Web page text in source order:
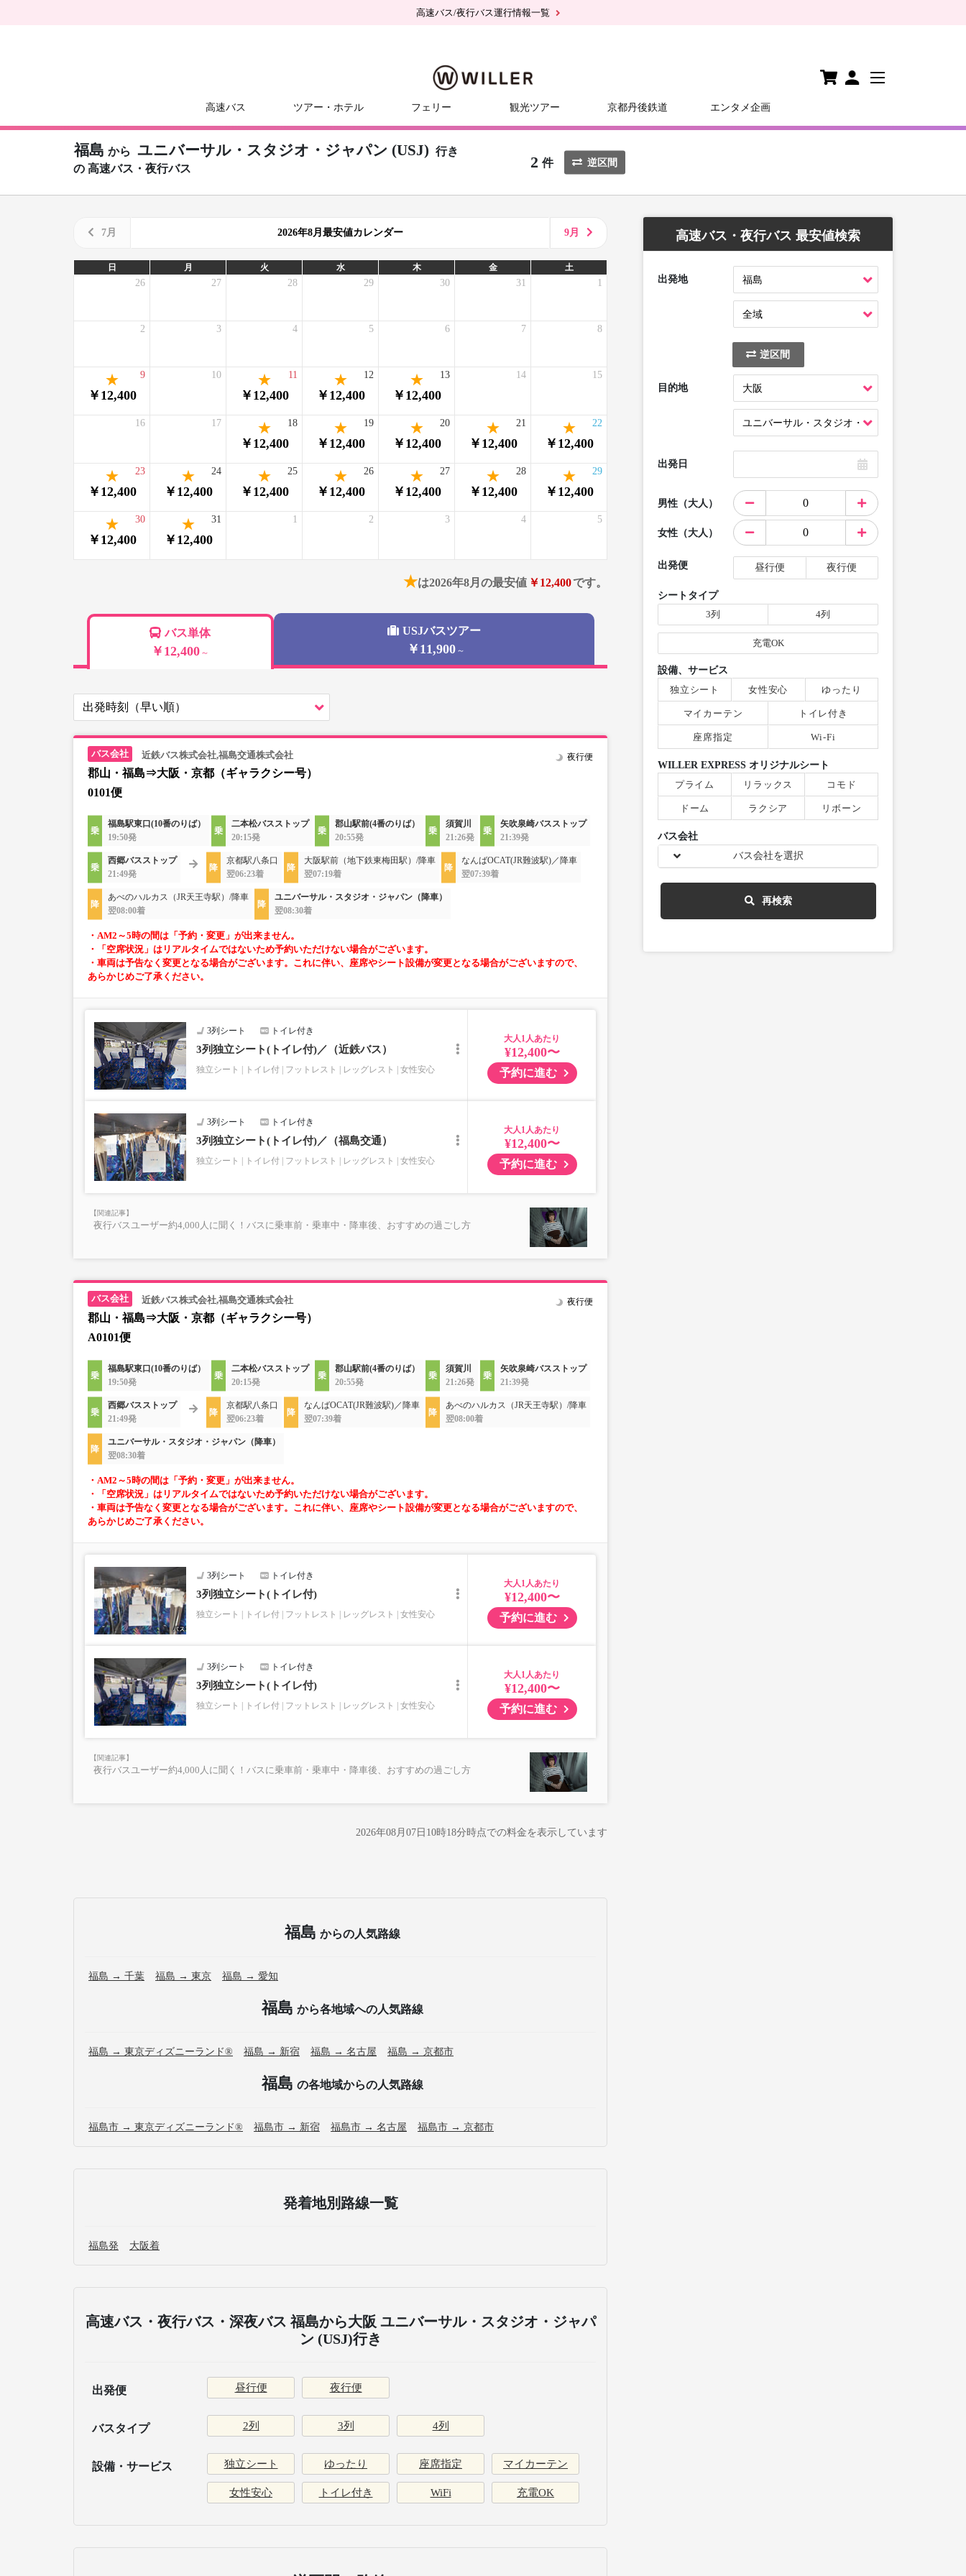
高速バス/夜行バス運行情報一覧
高速バス ツアー・ホテル フェリー 観光ツアー 京都丹後鉄道 エンタメ企画
福島 から ユニバーサル・スタジオ・ジャパン (USJ) 行き
の 高速バス・夜行バス 2 件 逆区間
7月 2026年8月最安値カレンダー 9月
日 月 火 水 木 金 土
26 27 28 29 30 31 1
2 3 4 5 6 7 8
￥12,400
9 10
￥12,400
11
￥12,400
12
￥12,400
13 14 15
16 17
￥12,400
18
￥12,400
19
￥12,400
20
￥12,400
21
￥12,400
22
￥12,400
23
￥12,400
24
￥12,400
25
￥12,400
26
￥12,400
27
￥12,400
28
￥12,400
29
￥12,400
30
￥12,400
31 1 2 3 4 5
★は2026年8月の最安値 ￥12,400です。
バス単体
￥12,400 ～
USJバスツアー
￥11,900 ～
近鉄バス株式会社,福島交通株式会社
郡山・福島⇒大阪・京都（ギャラクシー号）
0101便
夜行便
福島駅東口(10番のりば）
19:50発
二本松バスストップ
20:15発
郡山駅前(4番のりば）
20:55発
須賀川
21:26発
矢吹泉崎バスストップ
21:39発
西郷バスストップ
21:49発
京都駅八条口
翌06:23着
大阪駅前（地下鉄東梅田駅）/降車
翌07:19着
なんばOCAT(JR難波駅)／降車
翌07:39着
あべのハルカス（JR天王寺駅）/降車
翌08:00着
ユニバーサル・スタジオ・ジャパン（降車）
翌08:30着
・AM2～5時の間は「予約・変更」が出来ません。
・「空席状況」はリアルタイムではないため予約いただけない場合がございます。
・車両は予告なく変更となる場合がございます。これに伴い、座席やシート設備が変更となる場合がございますので、
あらかじめご了承ください。
3列シート トイレ付き
3列独立シート(トイレ付)／（近鉄バス）
独立シート トイレ付 フットレスト レッグレスト 女性安心
大人
¥12,400〜
予約に進む
3列シート トイレ付き
3列独立シート(トイレ付)／（福島交通）
独立シート トイレ付 フットレスト レッグレスト 女性安心
大人
¥12,400〜
予約に進む
夜行バスユーザー約4,000人に聞く！バスに乗車前・乗車中・降車後、おすすめの過ごし方
近鉄バス株式会社,福島交通株式会社
郡山・福島⇒大阪・京都（ギャラクシー号）
A0101便
夜行便
福島駅東口(10番のりば）
19:50発
二本松バスストップ
20:15発
郡山駅前(4番のりば）
20:55発
須賀川
21:26発
矢吹泉崎バスストップ
21:39発
西郷バスストップ
21:49発
京都駅八条口
翌06:23着
なんばOCAT(JR難波駅)／降車
翌07:39着
あべのハルカス（JR天王寺駅）/降車
翌08:00着
ユニバーサル・スタジオ・ジャパン（降車）
翌08:30着
・AM2～5時の間は「予約・変更」が出来ません。
・「空席状況」はリアルタイムではないため予約いただけない場合がございます。
・車両は予告なく変更となる場合がございます。これに伴い、座席やシート設備が変更となる場合がございますので、
あらかじめご了承ください。
3列シート トイレ付き
3列独立シート(トイレ付)
独立シート トイレ付 フットレスト レッグレスト 女性安心
大人
¥12,400〜
予約に進む
3列シート トイレ付き
3列独立シート(トイレ付)
独立シート トイレ付 フットレスト レッグレスト 女性安心
大人
¥12,400〜
予約に進む
夜行バスユーザー約4,000人に聞く！バスに乗車前・乗車中・降車後、おすすめの過ごし方
2026年08月07日10時18分時点での料金を表示しています
福島 からの人気路線
福島 → 千葉 福島 → 東京 福島 → 愛知
福島 から各地域への人気路線
福島 → 東京ディズニーランド® 福島 → 新宿 福島 → 名古屋 福島 → 京都市
福島 の各地域からの人気路線
福島市 → 東京ディズニーランド® 福島市 → 新宿 福島市 → 名古屋 福島市 → 京都市
発着地別路線一覧
福島発 大阪着
高速バス・夜行バス・深夜バス 福島から大阪 ユニバーサル・スタジオ・ジャパ
ン (USJ)行き
出発便 昼行便 夜行便
バスタイプ 2列 3列 4列
設備・サービス 独立シート ゆったり 座席指定 マイカーテン
女性安心 トイレ付き WiFi 充電OK
高速バス・夜行バス 最安値検索
出発地
逆区間
目的地
出発日
男性（大人）
女性（大人）
出発便 昼行便 夜行便
シートタイプ
3列
4列
充電OK
設備、サービス
独立シート
女性安心 ゆったり
マイカーテン トイレ付き
座席指定 Wi-Fi
WILLER EXPRESS オリジナルシート
プライム
リラックス コモド
ドーム ラクシア リボーン
バス会社
バス会社を選択
再検索